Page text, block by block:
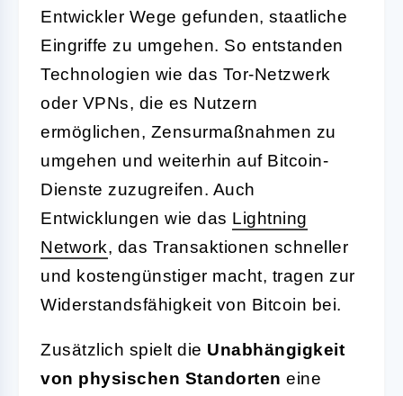
Entwickler Wege gefunden, staatliche
Eingriffe zu umgehen. So entstanden
Technologien wie das Tor-Netzwerk
oder VPNs, die es Nutzern
ermöglichen, Zensurmaßnahmen zu
umgehen und weiterhin auf Bitcoin-
Dienste zuzugreifen. Auch
Entwicklungen wie das Lightning
Network, das Transaktionen schneller
und kostengünstiger macht, tragen zur
Widerstandsfähigkeit von Bitcoin bei.
Zusätzlich spielt die Unabhängigkeit
von physischen Standorten eine